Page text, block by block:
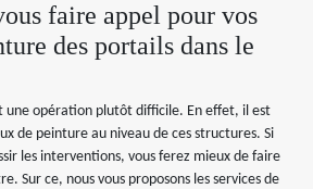
faire appel pour vos
des portails dans le
une opération plutôt difficile. En effet, il est
de peinture au niveau de ces structures. Si
les interventions, vous ferez mieux de faire
Sur ce, nous vous proposons les services de